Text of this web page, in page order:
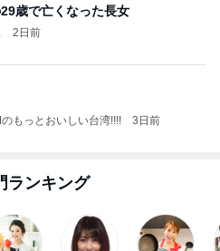
歳で亡くなった長女
2日前
もっとおいしい台湾!!!! 3日前
ランキング